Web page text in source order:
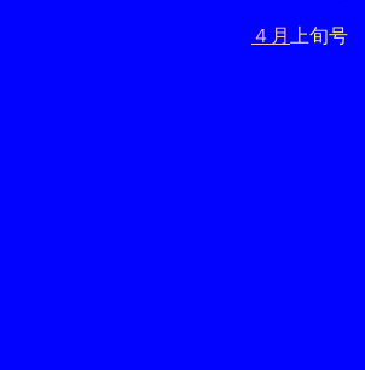
４月 上旬号